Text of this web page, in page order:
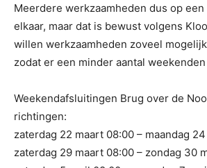
Meerdere werkzaamheden dus op
elkaar, maar dat is bewust volgens
willen werkzaamheden zoveel
zodat er een minder aantal weekenden
Weekendafsluitingen Brug over de
richtingen:
zaterdag 22 maart 08:00 – maandag
zaterdag 29 maart 08:00 – zondag 30